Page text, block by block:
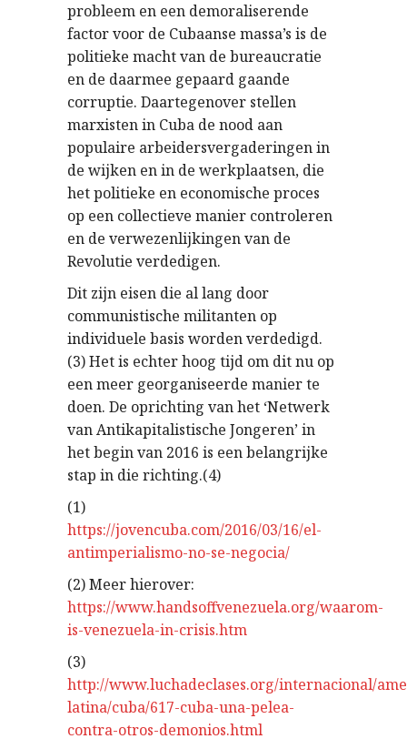
probleem en een demoraliserende
factor voor de Cubaanse massa’s is de
politieke macht van de bureaucratie
en de daarmee gepaard gaande
corruptie. Daartegenover stellen
marxisten in Cuba de nood aan
populaire arbeidersvergaderingen in
de wijken en in de werkplaatsen, die
het politieke en economische proces
op een collectieve manier controleren
en de verwezenlijkingen van de
Revolutie verdedigen.
Dit zijn eisen die al lang door
communistische militanten op
individuele basis worden verdedigd.
(3) Het is echter hoog tijd om dit nu op
een meer georganiseerde manier te
doen. De oprichting van het ‘Netwerk
van Antikapitalistische Jongeren’ in
het begin van 2016 is een belangrijke
stap in die richting.(4)
(1)
https://jovencuba.com/2016/03/16/el-
antimperialismo-no-se-negocia/
(2) Meer hierover:
https://www.handsoffvenezuela.org/waarom-
is-venezuela-in-crisis.htm
(3)
http://www.luchadeclases.org/internacional/
latina/cuba/617-cuba-una-pelea-
contra-otros-demonios.html